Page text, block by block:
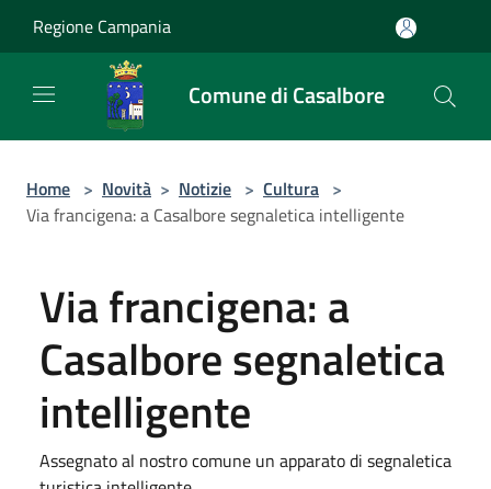
Regione Campania
Comune di Casalbore
Home > Novità > Notizie > Cultura >
Via francigena: a Casalbore segnaletica intelligente
Via francigena: a
Casalbore segnaletica
intelligente
Assegnato al nostro comune un apparato di segnaletica